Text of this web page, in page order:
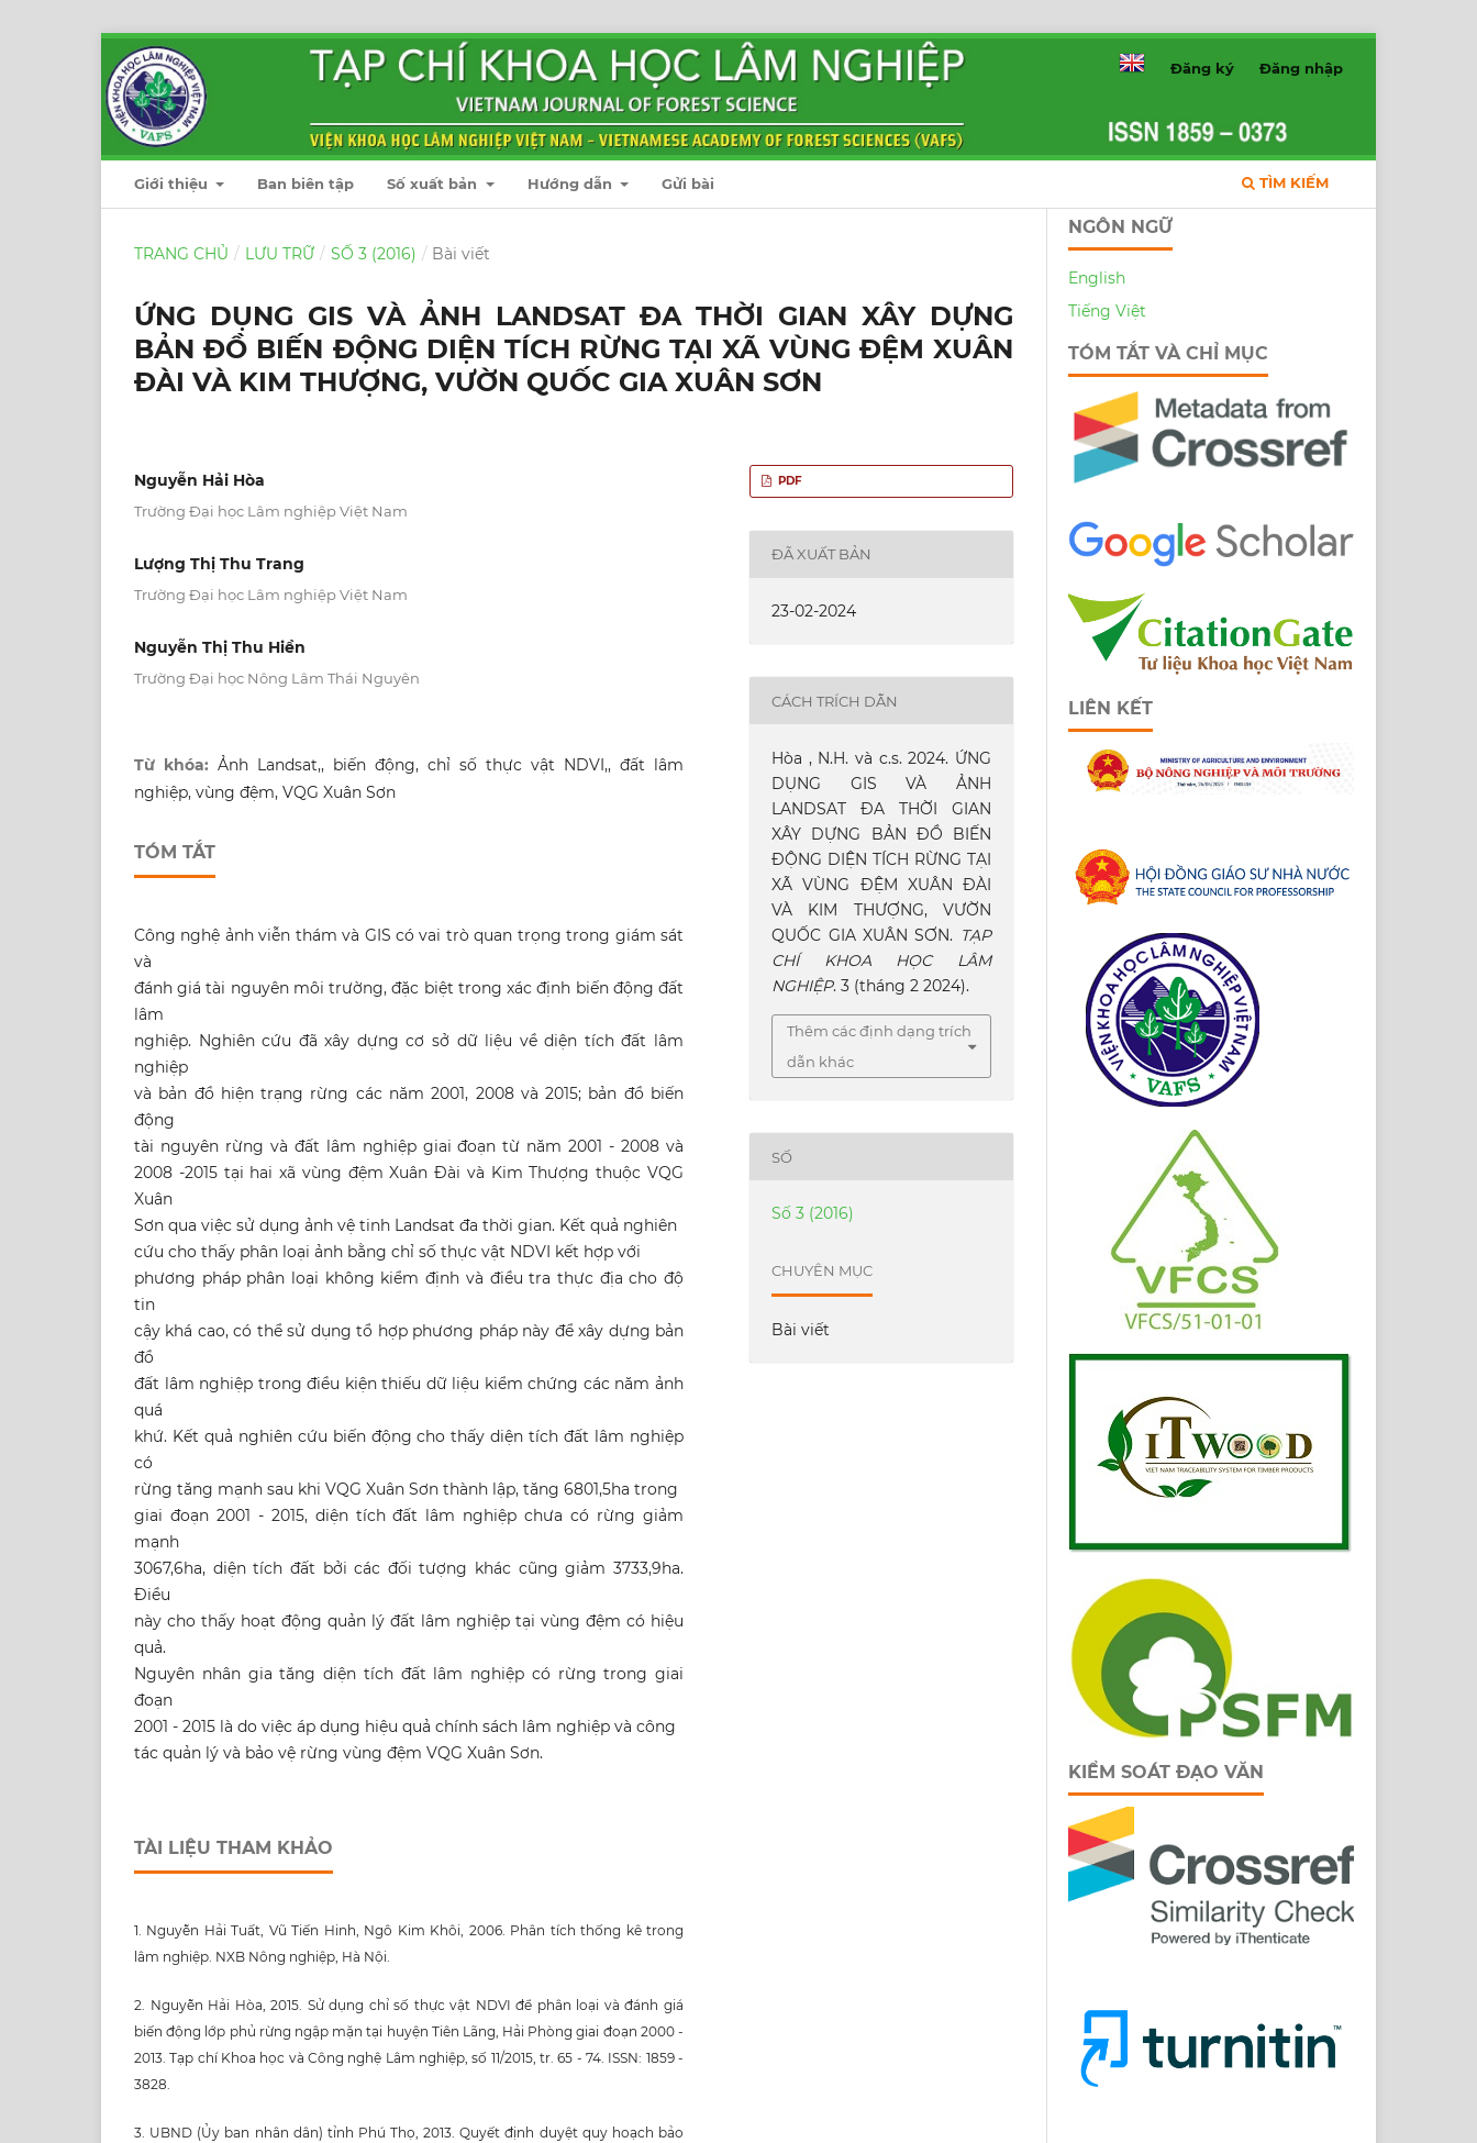
Giới thiệu Ban biên tập Số xuất bản Hướng dẫn Gửi bài TÌM KIẾM
Đăng ký Đăng nhập
TRANG CHỦ / LƯU TRỮ / SỐ 3 (2016) / Bài viết
ỨNG DỤNG GIS VÀ ẢNH LANDSAT ĐA THỜI GIAN XÂY DỰNG
BẢN ĐỒ BIẾN ĐỘNG DIỆN TÍCH RỪNG TẠI XÃ VÙNG ĐỆM XUÂN
ĐÀI VÀ KIM THƯỢNG, VƯỜN QUỐC GIA XUÂN SƠN
Nguyễn Hải Hòa
Trường Đại học Lâm nghiệp Việt Nam
Lượng Thị Thu Trang
Trường Đại học Lâm nghiệp Việt Nam
Nguyễn Thị Thu Hiền
Trường Đại học Nông Lâm Thái Nguyên
Từ khóa: Ảnh Landsat,, biến động, chỉ số thực vật NDVI,, đất lâm
nghiệp, vùng đệm, VQG Xuân Sơn
TÓM TẮT
Công nghệ ảnh viễn thám và GIS có vai trò quan trọng trong giám sát
và
đánh giá tài nguyên môi trường, đặc biệt trong xác định biến động đất
lâm
nghiệp. Nghiên cứu đã xây dựng cơ sở dữ liệu về diện tích đất lâm
nghiệp
và bản đồ hiện trạng rừng các năm 2001, 2008 và 2015; bản đồ biến
động
tài nguyên rừng và đất lâm nghiệp giai đoạn từ năm 2001 - 2008 và
2008 -2015 tại hai xã vùng đệm Xuân Đài và Kim Thượng thuộc VQG
Xuân
Sơn qua việc sử dụng ảnh vệ tinh Landsat đa thời gian. Kết quả nghiên
cứu cho thấy phân loại ảnh bằng chỉ số thực vật NDVI kết hợp với
phương pháp phân loại không kiểm định và điều tra thực địa cho độ
tin
cậy khá cao, có thể sử dụng tổ hợp phương pháp này để xây dựng bản
đồ
đất lâm nghiệp trong điều kiện thiếu dữ liệu kiểm chứng các năm ảnh
quá
khứ. Kết quả nghiên cứu biến động cho thấy diện tích đất lâm nghiệp
có
rừng tăng mạnh sau khi VQG Xuân Sơn thành lập, tăng 6801,5ha trong
giai đoạn 2001 - 2015, diện tích đất lâm nghiệp chưa có rừng giảm
mạnh
3067,6ha, diện tích đất bởi các đối tượng khác cũng giảm 3733,9ha.
Điều
này cho thấy hoạt động quản lý đất lâm nghiệp tại vùng đệm có hiệu
quả.
Nguyên nhân gia tăng diện tích đất lâm nghiệp có rừng trong giai
đoạn
2001 - 2015 là do việc áp dụng hiệu quả chính sách lâm nghiệp và công
tác quản lý và bảo vệ rừng vùng đệm VQG Xuân Sơn.
TÀI LIỆU THAM KHẢO
1. Nguyễn Hải Tuất, Vũ Tiến Hinh, Ngô Kim Khôi, 2006. Phân tích thống kê trong
lâm nghiệp. NXB Nông nghiệp, Hà Nội.
2. Nguyễn Hải Hòa, 2015. Sử dụng chỉ số thực vật NDVI để phân loại và đánh giá
biến động lớp phủ rừng ngập mặn tại huyện Tiên Lãng, Hải Phòng giai đoạn 2000 -
2013. Tạp chí Khoa học và Công nghệ Lâm nghiệp, số 11/2015, tr. 65 - 74. ISSN: 1859 -
3828.
3. UBND (Ủy ban nhân dân) tỉnh Phú Thọ, 2013. Quyết định duyệt quy hoạch bảo
PDF
ĐÃ XUẤT BẢN
23-02-2024
CÁCH TRÍCH DẪN
Hòa , N.H. và c.s. 2024. ỨNG
DỤNG GIS VÀ ẢNH
LANDSAT ĐA THỜI GIAN
XÂY DỰNG BẢN ĐỒ BIẾN
ĐỘNG DIỆN TÍCH RỪNG TẠI
XÃ VÙNG ĐỆM XUÂN ĐÀI
VÀ KIM THƯỢNG, VƯỜN
QUỐC GIA XUÂN SƠN. TẠP
CHÍ KHOA HỌC LÂM
NGHIỆP. 3 (tháng 2 2024).
Thêm các định dạng trích
dẫn khác
SỐ
Số 3 (2016)
CHUYÊN MỤC
Bài viết
NGÔN NGỮ
English
Tiếng Việt
TÓM TẮT VÀ CHỈ MỤC
LIÊN KẾT
KIỂM SOÁT ĐẠO VĂN